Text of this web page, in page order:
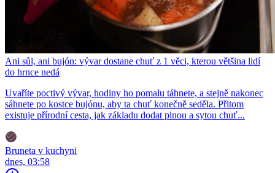
Ani sůl, ani bujón: vývar dostane chuť z 1 věci, kterou většina lidí
do hrnce nedá
Uvaříte poctivý vývar, hodiny ho pomalu táhnete, a stejně nakonec
sáhnete po kostce bujónu, aby ta chuť konečně seděla. Přitom
existuje přírodní cesta, jak základu dodat plnou a sytou chuť...
Bruneta v kuchyni
dnes, 03:58